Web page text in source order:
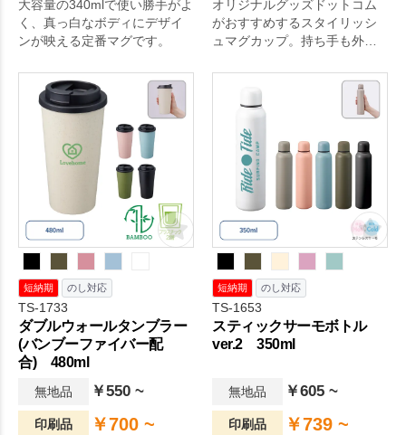
大容量の340mlで使い勝手がよ
く、真っ白なボディにデザイ
ンが映える定番マグです。
オリジナルグッズドットコム
がおすすめするスタイリッシ
ュマグカップ。持ち手も外側
シンプルデザインが引き立つ
スタイリッシュなマグカップ
短納期 のし対応
TS-1733
ダブルウォールタンブラー
(バンブーファイバー配
合) 480ml
無地品 ￥550 ~
印刷品 ￥700 ~
短納期 のし対応
TS-1653
スティックサーモボトル
ver.2 350ml
無地品 ￥605 ~
印刷品 ￥739 ~